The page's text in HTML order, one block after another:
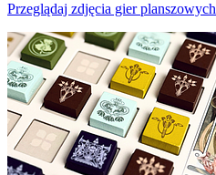
Przeglądaj zdjęcia gier planszowych